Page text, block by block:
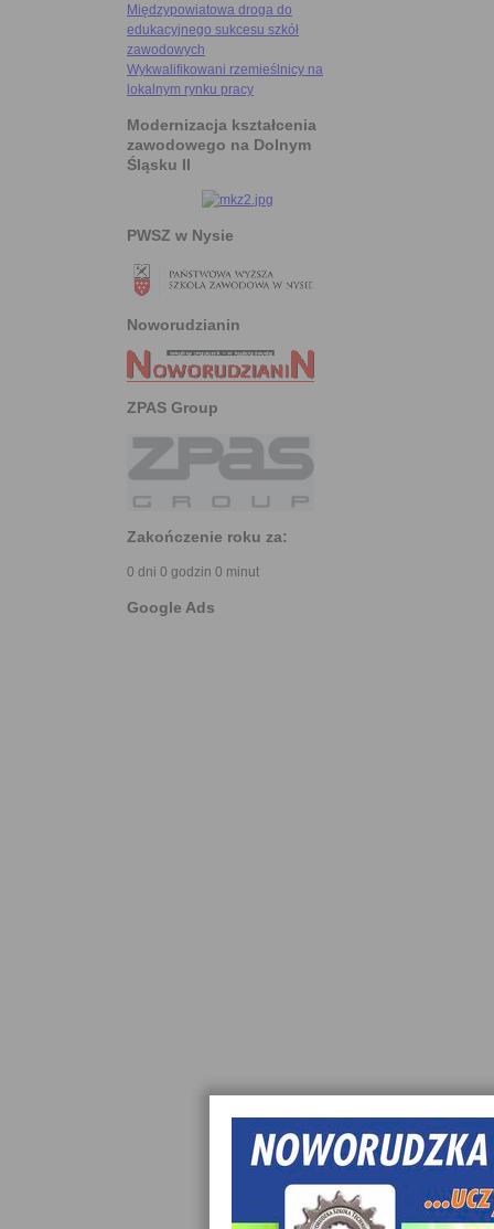
Międzypowiatowa droga do
edukacyjnego sukcesu szkół
zawodowych
Wykwalifikowani rzemieślnicy na
lokalnym rynku pracy
Modernizacja kształcenia
zawodowego na Dolnym
Śląsku II
PWSZ w Nysie
Noworudzianin
ZPAS Group
Zakończenie roku za:
0 dni 0 godzin 0 minut
Google Ads